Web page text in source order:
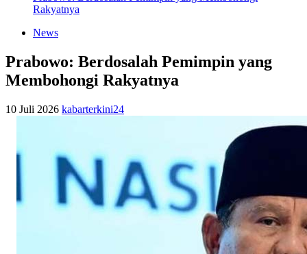
Rakyatnya
News
Prabowo: Berdosalah Pemimpin yang
Membohongi Rakyatnya
10 Juli 2026 kabarterkini24